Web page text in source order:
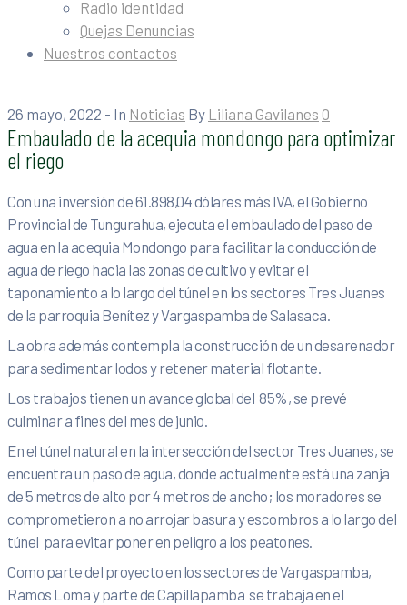
Radio identidad
Quejas Denuncias
Nuestros contactos
26 mayo, 2022 - In Noticias By Liliana Gavilanes 0
Embaulado de la acequia mondongo para optimizar
el riego
Con una inversión de 61.898,04 dólares más IVA, el Gobierno
Provincial de Tungurahua, ejecuta el embaulado del paso de
agua en la acequia Mondongo para facilitar la conducción de
agua de riego hacia las zonas de cultivo y evitar el
taponamiento a lo largo del túnel en los sectores Tres Juanes
de la parroquia Benítez y Vargaspamba de Salasaca.
La obra además contempla la construcción de un desarenador
para sedimentar lodos y retener material flotante.
Los trabajos tienen un avance global del 85%, se prevé
culminar a fines del mes de junio.
En el túnel natural en la intersección del sector Tres Juanes, se
encuentra un paso de agua, donde actualmente está una zanja
de 5 metros de alto por 4 metros de ancho; los moradores se
comprometieron a no arrojar basura y escombros a lo largo del
túnel para evitar poner en peligro a los peatones.
Como parte del proyecto en los sectores de Vargaspamba,
Ramos Loma y parte de Capillapamba se trabaja en el